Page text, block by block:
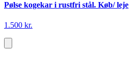
Pølse kogekar i rustfri stål. Køb/ leje
1.500 kr.